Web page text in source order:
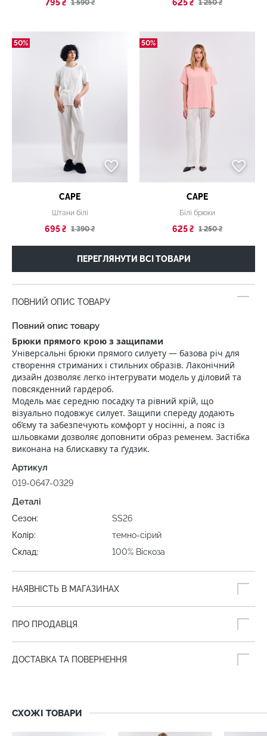
795 ₴ 1 590 ₴ 625 ₴ 1 250 ₴
50%
CAPE
Штани білі
695 ₴ 1 390 ₴
50%
CAPE
Білі брюки
625 ₴ 1 250 ₴
ПЕРЕГЛЯНУТИ ВСІ ТОВАРИ
ПОВНИЙ ОПИС ТОВАРУ
Повний опис товару
Брюки прямого крою з защипами
Універсальні брюки прямого силуету — базова річ для
створення стриманих і стильних образів. Лаконічний
дизайн дозволяє легко інтегрувати модель у діловий та
повсякденний гардероб.
Модель має середню посадку та рівний крій, що
візуально подовжує силует. Защипи спереду додають
об’єму та забезпечують комфорт у носінні, а пояс із
шльовками дозволяє доповнити образ ременем. Застібка
виконана на блискавку та ґудзик.
Артикул
019-0647-0329
Деталі
Сезон:
SS26
Колір:
темно-сірий
Склад:
100% Віскоза
НАЯВНІСТЬ В МАГАЗИНАХ
ПРО ПРОДАВЦЯ
ДОСТАВКА ТА ПОВЕРНЕННЯ
СХОЖІ ТОВАРИ